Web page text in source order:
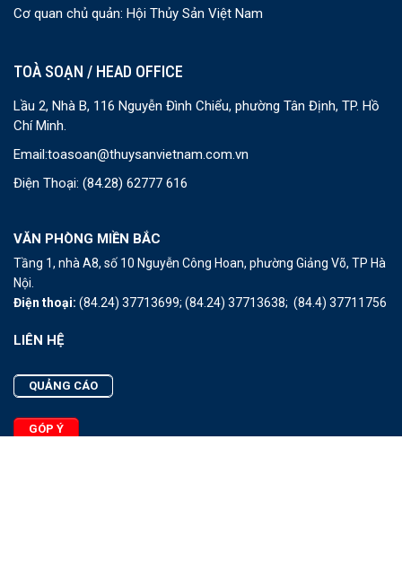
Cơ quan chủ quản: Hội Thủy Sản Việt Nam
TOÀ SOẠN / HEAD OFFICE
Lầu 2, Nhà B, 116 Nguyễn Đình Chiểu, phường Tân Định, TP. Hồ
Chí Minh.
Email:toasoan@thuysanvietnam.com.vn
Điện Thoại: (84.28) 62777 616
VĂN PHÒNG MIỀN BẮC
Tầng 1, nhà A8, số 10 Nguyễn Công Hoan, phường Giảng Võ, TP Hà
Nội.
Điện thoại: (84.24) 37713699; (84.24) 37713638; (84.4) 37711756
LIÊN HỆ
QUẢNG CÁO
GÓP Ý